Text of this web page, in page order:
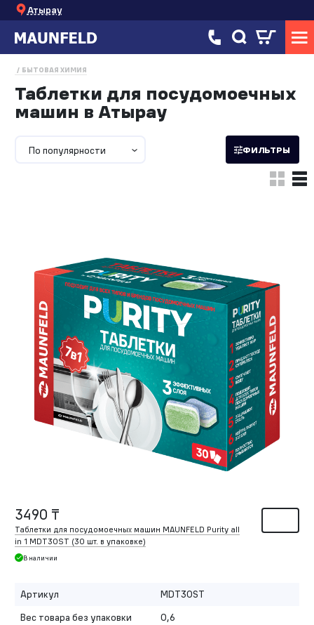
Атырау
БЫТОВАЯ ХИМИЯ
Таблетки для посудомоечных
машин в Атырау
По популярности ФИЛЬТРЫ
3490 ₸
Таблетки для посудомоечных машин MAUNFELD Purity all
in 1 MDT30ST (30 шт. в упаковке)
В наличии
Артикул
MDT30ST
Вес товара без упаковки
0,6